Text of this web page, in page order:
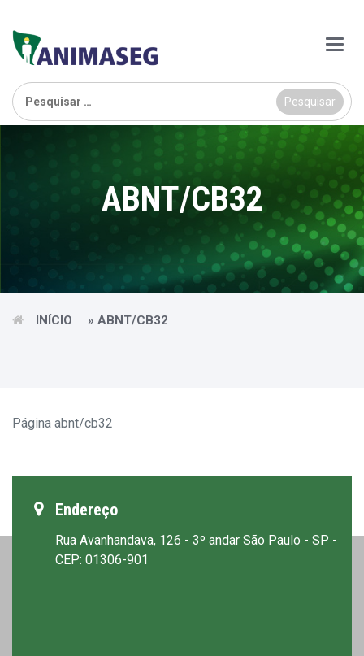
Main
Menu
Pesquisar
por:
ABNT/CB32
INÍCIO » ABNT/CB32
Página abnt/cb32
Endereço
Rua Avanhandava, 126 - 3º andar São Paulo - SP -
CEP: 01306-901